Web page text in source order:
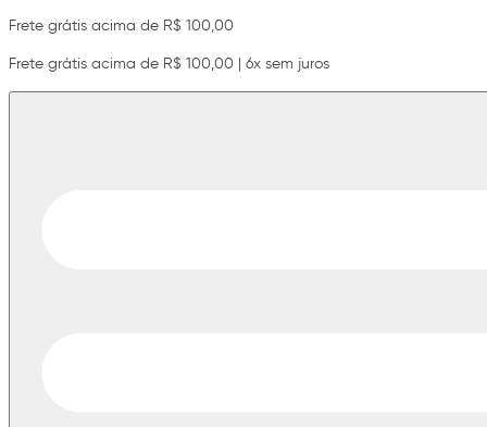
Frete grátis acima de R$ 100,00
Frete grátis acima de R$ 100,00 | 6x sem juros